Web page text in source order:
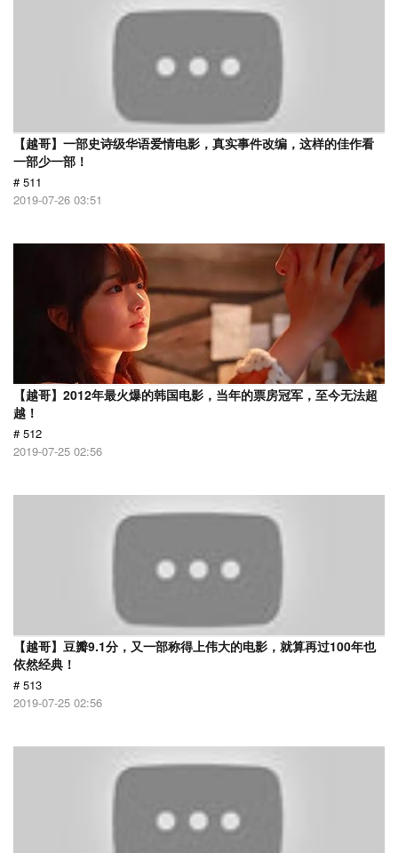
【越哥】一部史诗级华语爱情电影，真实事件改编，这样的佳作看
一部少一部！
# 511
2019-07-26 03:51
【越哥】2012年最火爆的韩国电影，当年的票房冠军，至今无法超
越！
# 512
2019-07-25 02:56
【越哥】豆瓣9.1分，又一部称得上伟大的电影，就算再过100年也
依然经典！
# 513
2019-07-25 02:56